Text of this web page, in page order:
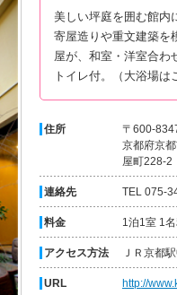
美しい坪庭を囲む館内
寄屋造りや重文建築を
屋が、和室・洋室合わ
トイレ付。（大浴場は
住所
〒600-
京都府京
屋町228-2
連絡先 TEL 075-
料金 1泊1室 1
アクセス方法 ＪＲ京都
URL http://